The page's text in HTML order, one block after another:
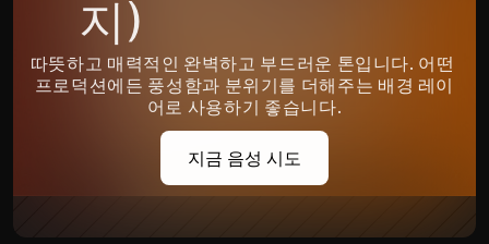
지)
따뜻하고 매력적인 완벽하고 부드러운 톤입니다. 어떤
프로덕션에든 풍성함과 분위기를 더해주는 배경 레이
어로 사용하기 좋습니다.
지금 음성 시도